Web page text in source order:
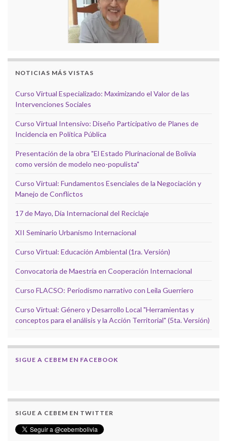
NOTICIAS MÁS VISTAS
Curso Virtual Especializado: Maximizando el Valor de las
Intervenciones Sociales
Curso Virtual Intensivo: Diseño Participativo de Planes de
Incidencia en Política Pública
Presentación de la obra "El Estado Plurinacional de Bolivia
como versión de modelo neo-populista"
Curso Virtual: Fundamentos Esenciales de la Negociación y
Manejo de Conflictos
17 de Mayo, Día Internacional del Reciclaje
XII Seminario Urbanismo Internacional
Curso Virtual: Educación Ambiental (1ra. Versión)
Convocatoria de Maestría en Cooperación Internacional
Curso FLACSO: Periodismo narrativo con Leila Guerriero
Curso Virtual: Género y Desarrollo Local "Herramientas y
conceptos para el análisis y la Acción Territorial" (5ta. Versión)
SIGUE A CEBEM EN FACEBOOK
SIGUE A CEBEM EN TWITTER